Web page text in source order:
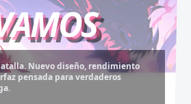
Nuevo diseño, rendimiento
pensada para verdaderos
legendarios. Recarga tus monedas
más exclusivo sin límites.
Experiencia sin anuncios,
acceso anticipado.